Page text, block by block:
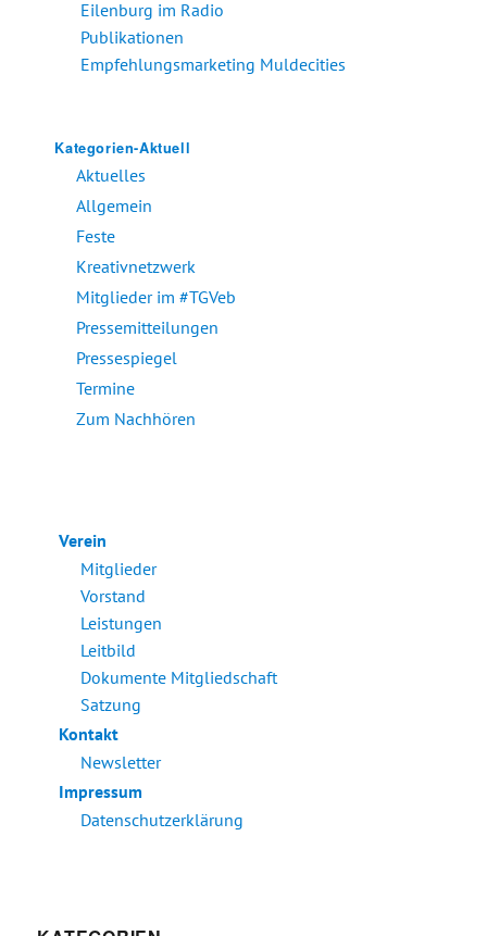
Eilenburg im Radio
Publikationen
Empfehlungsmarketing Muldecities
Kategorien-Aktuell
Aktuelles
Allgemein
Feste
Kreativnetzwerk
Mitglieder im #TGVeb
Pressemitteilungen
Pressespiegel
Termine
Zum Nachhören
Verein
Mitglieder
Vorstand
Leistungen
Leitbild
Dokumente Mitgliedschaft
Satzung
Kontakt
Newsletter
Impressum
Datenschutzerklärung